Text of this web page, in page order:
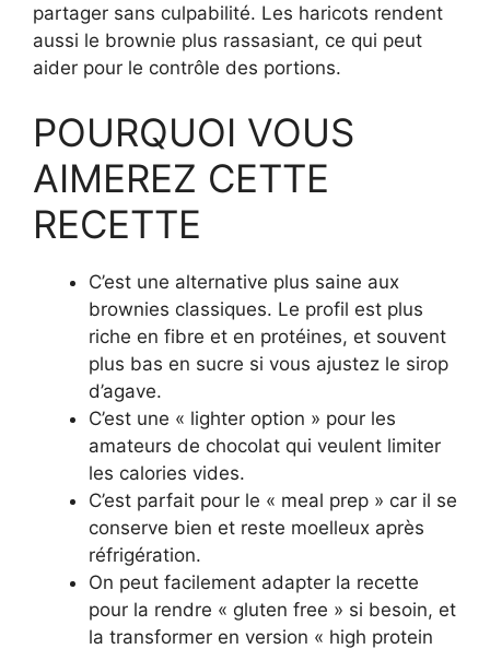
partager sans culpabilité. Les haricots rendent
aussi le brownie plus rassasiant, ce qui peut
aider pour le contrôle des portions.
POURQUOI VOUS
AIMEREZ CETTE
RECETTE
C’est une alternative plus saine aux
brownies classiques. Le profil est plus
riche en fibre et en protéines, et souvent
plus bas en sucre si vous ajustez le sirop
d’agave.
C’est une « lighter option » pour les
amateurs de chocolat qui veulent limiter
les calories vides.
C’est parfait pour le « meal prep » car il se
conserve bien et reste moelleux après
réfrigération.
On peut facilement adapter la recette
pour la rendre « gluten free » si besoin, et
la transformer en version « high protein